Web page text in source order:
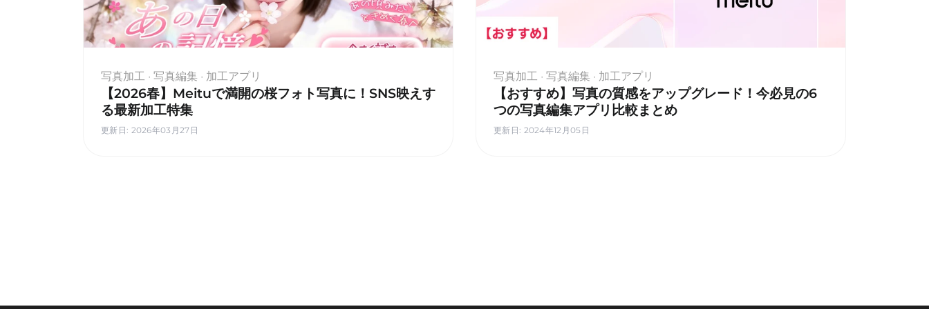
写真加工 · 写真編集 · 加工アプリ
【2026春】Meituで満開の桜フォト写真に！SNS映えす
る最新加工特集
更新日: 2026年03月27日
写真加工 · 写真編集 · 加工アプリ
【おすすめ】写真の質感をアップグレード！今必見の6
つの写真編集アプリ比較まとめ
更新日: 2024年12月05日